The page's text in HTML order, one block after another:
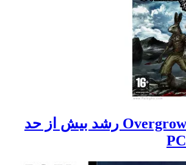
دانلود بازی Overgrowth رشد بیش از حد